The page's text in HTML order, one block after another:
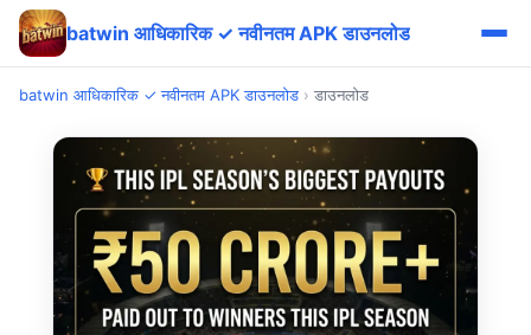
batwin आधिकारिक ✓ नवीनतम APK डाउनलोड
batwin आधिकारिक ✓ नवीनतम APK डाउनलोड › डाउनलोड